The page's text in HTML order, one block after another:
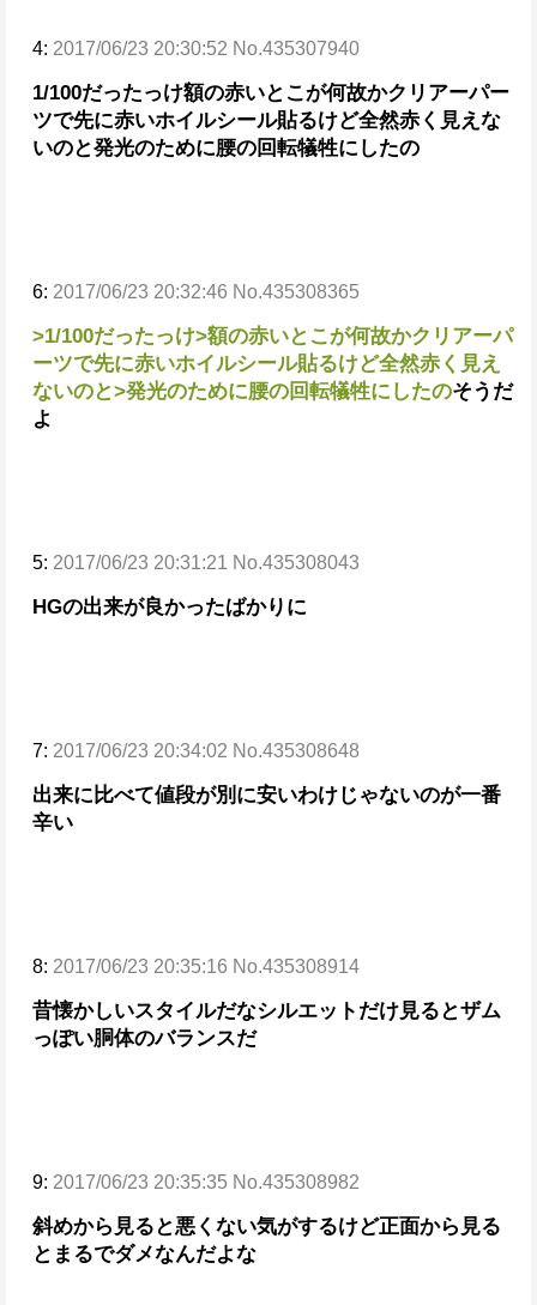
4: 2017/06/23 20:30:52 No.435307940
1/100だったっけ額の赤いとこが何故かクリアーパー
ツで先に赤いホイルシール貼るけど全然赤く見えな
いのと発光のために腰の回転犠牲にしたの
6: 2017/06/23 20:32:46 No.435308365
>1/100だったっけ>額の赤いとこが何故かクリアーパ
ーツで先に赤いホイルシール貼るけど全然赤く見え
ないのと>発光のために腰の回転犠牲にしたのそうだ
よ
5: 2017/06/23 20:31:21 No.435308043
HGの出来が良かったばかりに
7: 2017/06/23 20:34:02 No.435308648
出来に比べて値段が別に安いわけじゃないのが一番
辛い
8: 2017/06/23 20:35:16 No.435308914
昔懐かしいスタイルだなシルエットだけ見るとザム
っぽい胴体のバランスだ
9: 2017/06/23 20:35:35 No.435308982
斜めから見ると悪くない気がするけど正面から見る
とまるでダメなんだよな